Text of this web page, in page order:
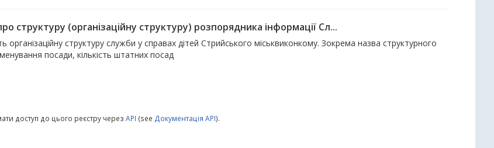
структуру (організаційну структуру) розпорядника інформації Сл...
організаційну структуру служби у справах дітей Стрийського міськвиконкому. Зокрема назва структурного
посади, кількість штатних посад
доступ до цього реєстру через API (see Документація API).